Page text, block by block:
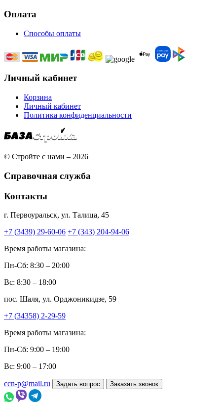
Оплата
Способы оплаты
Личный кабинет
Корзина
Личный кабинет
Политика конфиденциальности
© Стройте с нами – 2026
Справочная служба
Контакты
г. Первоуральск, ул. Талица, 45
+7 (3439) 29-60-06 +7 (343) 204-94-06
Время работы магазина:
Пн-Сб: 8:30 – 20:00
Вс: 8:30 – 18:00
пос. Шаля, ул. Орджоникидзе, 59
+7 (34358) 2-29-59
Время работы магазина:
Пн-Сб: 9:00 – 19:00
Вс: 9:00 – 17:00
ccn-p@mail.ru Задать вопрос Заказать звонок